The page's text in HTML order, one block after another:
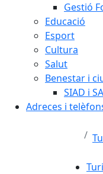
Gestió
Educació
Esport
Cultura
Salut
Benestar i
SIAD i
Adreces i